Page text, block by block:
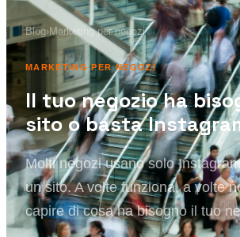
Blog›Marketing per negozi
MARKETING PER NEGOZI
Il tuo negozio ha
sito o basta
Molti negozi usano solo
un sito. A volte funziona, a volte
capire di cosa ha bisogno il tuo